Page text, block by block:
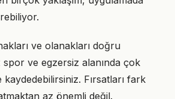
ve olanakları doğru
ve egzersiz alanında çok
kaydedebilirsiniz. Fırsatları fark
az önemli değil.